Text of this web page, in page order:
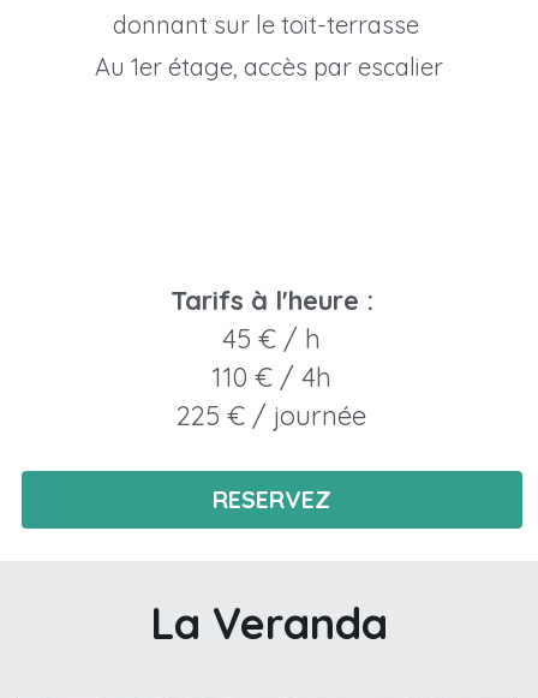
donnant sur le toit-terrasse
Au 1er étage, accès par escalier
Tarifs à l'heure :
45 € / h
110 € / 4h
225 € / journée
RESERVEZ
La Veranda